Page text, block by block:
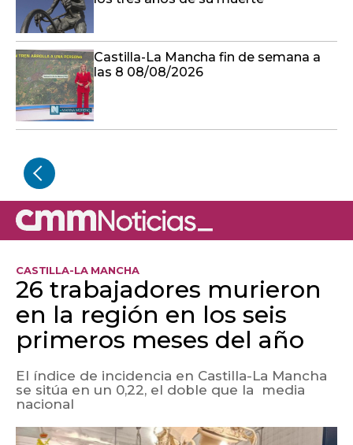
Castilla-La Mancha fin de semana a
las 8 08/08/2026
CASTILLA-LA MANCHA
26 trabajadores murieron
en la región en los seis
primeros meses del año
El índice de incidencia en Castilla-La Mancha
se sitúa en un 0,22, el doble que la media
nacional